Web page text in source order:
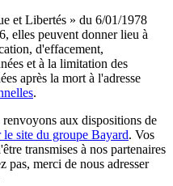
et Libertés » du 6/01/1978
elles peuvent donner lieu à
d'effacement,
et à la limitation des
après la mort à l'adresse
.
aux dispositions de
site du groupe Bayard. Vos
transmises à nos partenaires
pas, merci de nous adresser